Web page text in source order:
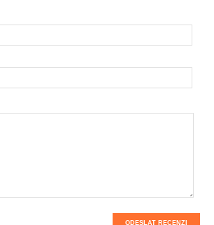
ODESLAT RECENZI